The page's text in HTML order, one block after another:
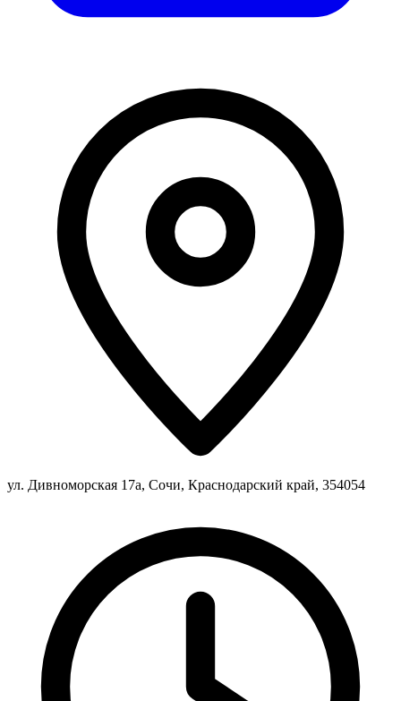
ул. Дивноморская 17а, Сочи, Краснодарский край, 354054